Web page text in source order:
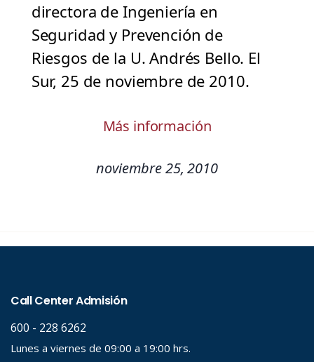
directora de Ingeniería en
Seguridad y Prevención de
Riesgos de la U. Andrés Bello. El
Sur, 25 de noviembre de 2010.
Más información
noviembre 25, 2010